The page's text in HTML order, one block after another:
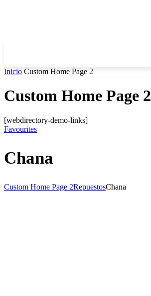
Inicio Custom Home Page 2
Custom Home Page 2
[webdirectory-demo-links]
Favourites
Chana
Custom Home Page 2RepuestosChana